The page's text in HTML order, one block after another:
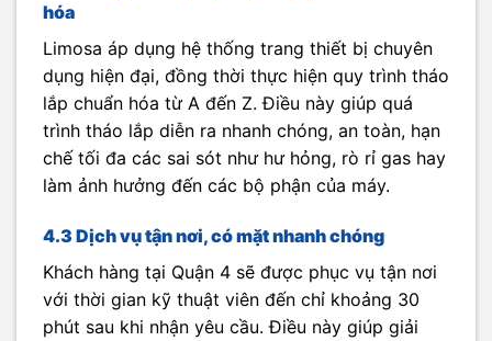
hóa
Limosa áp dụng hệ thống trang thiết bị chuyên
dụng hiện đại, đồng thời thực hiện quy trình tháo
lắp chuẩn hóa từ A đến Z. Điều này giúp quá
trình tháo lắp diễn ra nhanh chóng, an toàn, hạn
chế tối đa các sai sót như hư hỏng, rò rỉ gas hay
làm ảnh hưởng đến các bộ phận của máy.
4.3 Dịch vụ tận nơi, có mặt nhanh chóng
Khách hàng tại Quận 4 sẽ được phục vụ tận nơi
với thời gian kỹ thuật viên đến chỉ khoảng 30
phút sau khi nhận yêu cầu. Điều này giúp giải